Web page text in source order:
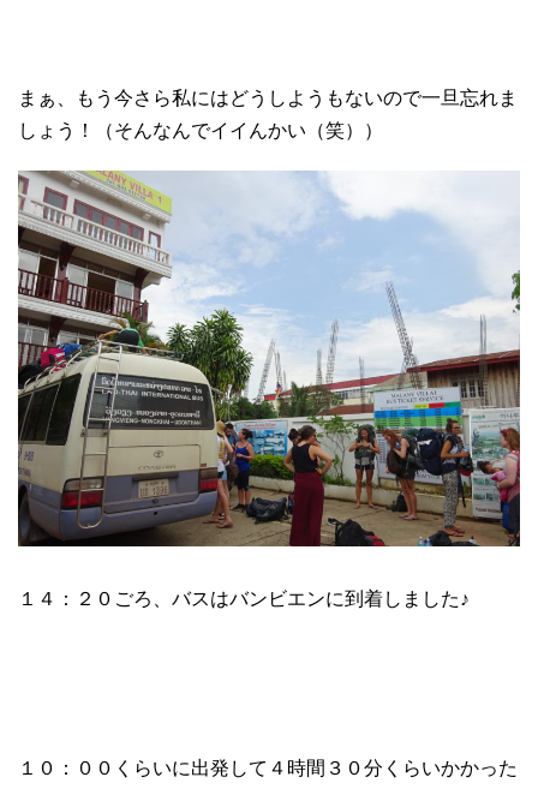
まぁ、もう今さら私にはどうしようもないので一旦忘れま
しょう！（そんなんでイイんかい（笑））
１４：２０ごろ、バスはバンビエンに到着しました♪
１０：００くらいに出発して４時間３０分くらいかかった